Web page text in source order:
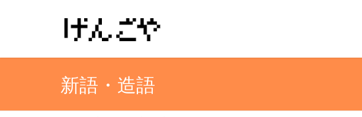
新語・造語